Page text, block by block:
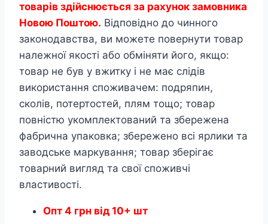
товарів здійснюється за рахунок замовника
Новою Поштою. Відповідно до чинного
законодавства, ви можете повернути товар
належної якості або обміняти його, якщо:
товар не був у вжитку і не має слідів
використання споживачем: подряпин,
сколів, потертостей, плям тощо; товар
повністю укомплектований та збережена
фабрична упаковка; збережено всі ярлики та
заводське маркування; товар зберігає
товарний вигляд та свої споживчі
властивості.
Опт 4 грн від 10+ шт